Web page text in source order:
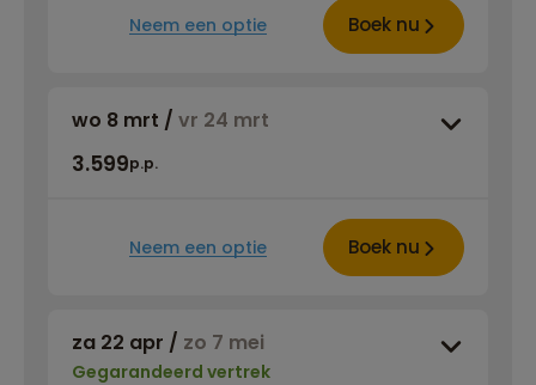
Neem een optie Boek nu
wo 8 mrt / vr 24 mrt
3.599p.p.
Neem een optie Boek nu
za 22 apr / zo 7 mei
Gegarandeerd vertrek